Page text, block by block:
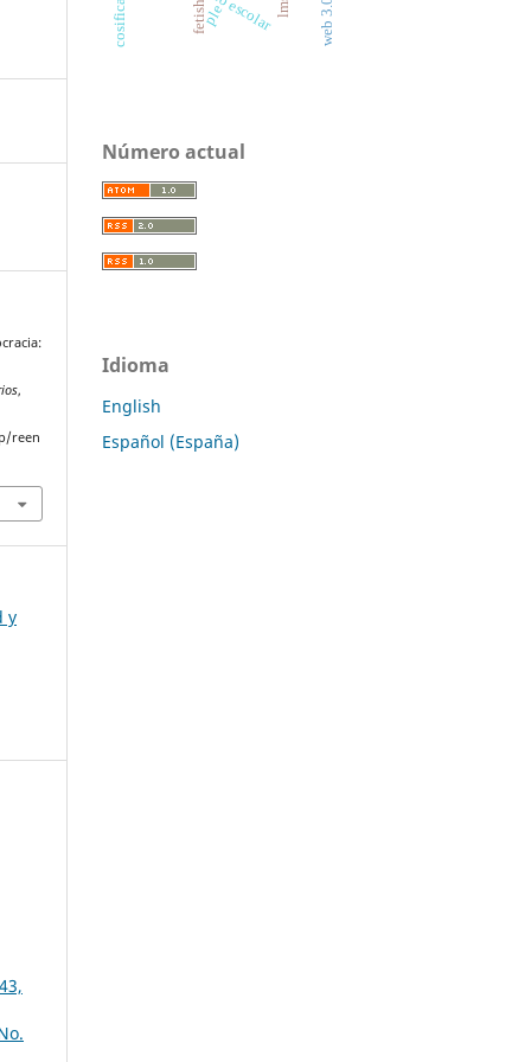
,
reen
y
fetishple lms web 3.0
Número actual
Idioma
English
Español (España)